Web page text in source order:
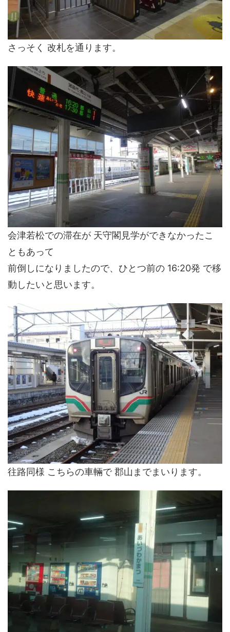
さっそく 改札を通ります。
会津若松での滞在が 天守閣見学ができなかったこ
ともあって
前倒しになりましたので、ひとつ前の 16:20発 で移
動したいと思います。
往路同様 こちらの車輛で 郡山までまいります。